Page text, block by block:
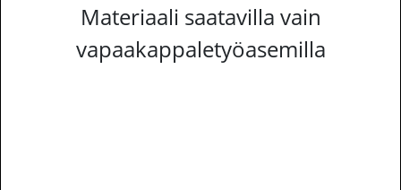
Materiaali saatavilla vain
vapaakappaletyöasemilla